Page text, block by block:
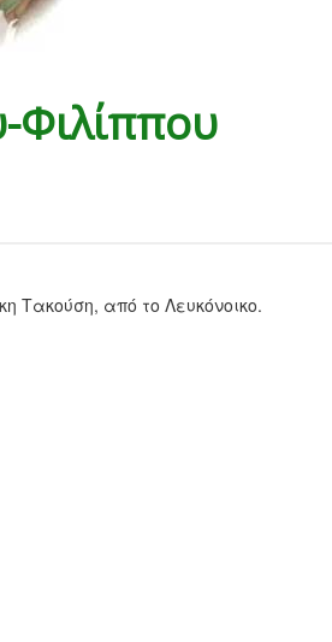
Φιλίππου
Τακούση, από το Λευκόνοικο.